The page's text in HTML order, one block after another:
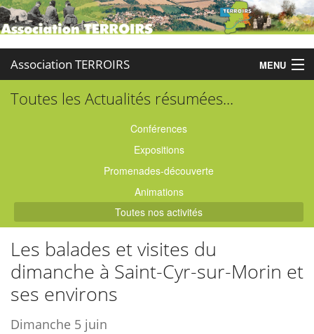
Association TERROIRS MENU
Accueil
Partenaires
Enquêtes
Contact
Toutes les Actualités résumées...
Conférences
Expositions
Promenades-découverte
Animations
Toutes nos activités
Les balades et visites du
dimanche à Saint-Cyr-sur-Morin et
ses environs
Dimanche 5 juin